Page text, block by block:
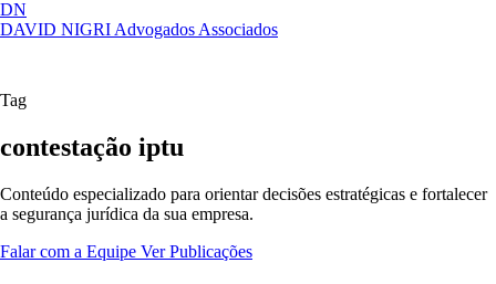
DN
DAVID NIGRI Advogados Associados
Artigos, sentenças, áreas de atuação,
Tag
contestação iptu
Conteúdo especializado para orientar decisões estratégicas e fortalecer
a segurança jurídica da sua empresa.
Falar com a Equipe Ver Publicações